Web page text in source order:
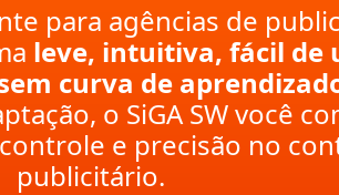
para agências de
leve, intuitiva, fácil de
curva de
o SiGA SW você
e precisão no
publicitário.